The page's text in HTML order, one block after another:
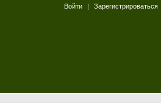
Войти | Зарегистрироваться